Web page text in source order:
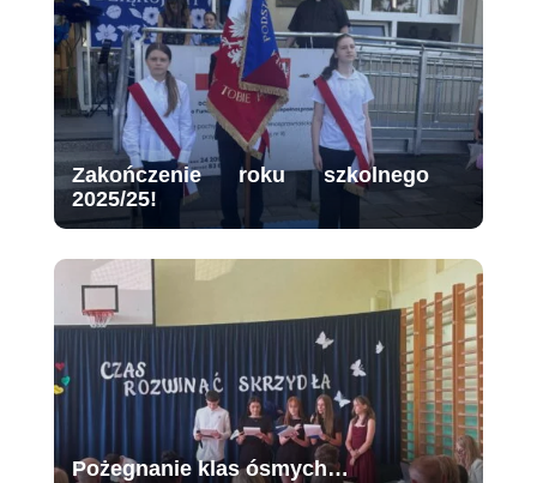
Zakończenie roku szkolnego
2025/25!
Pożegnanie klas ósmych…